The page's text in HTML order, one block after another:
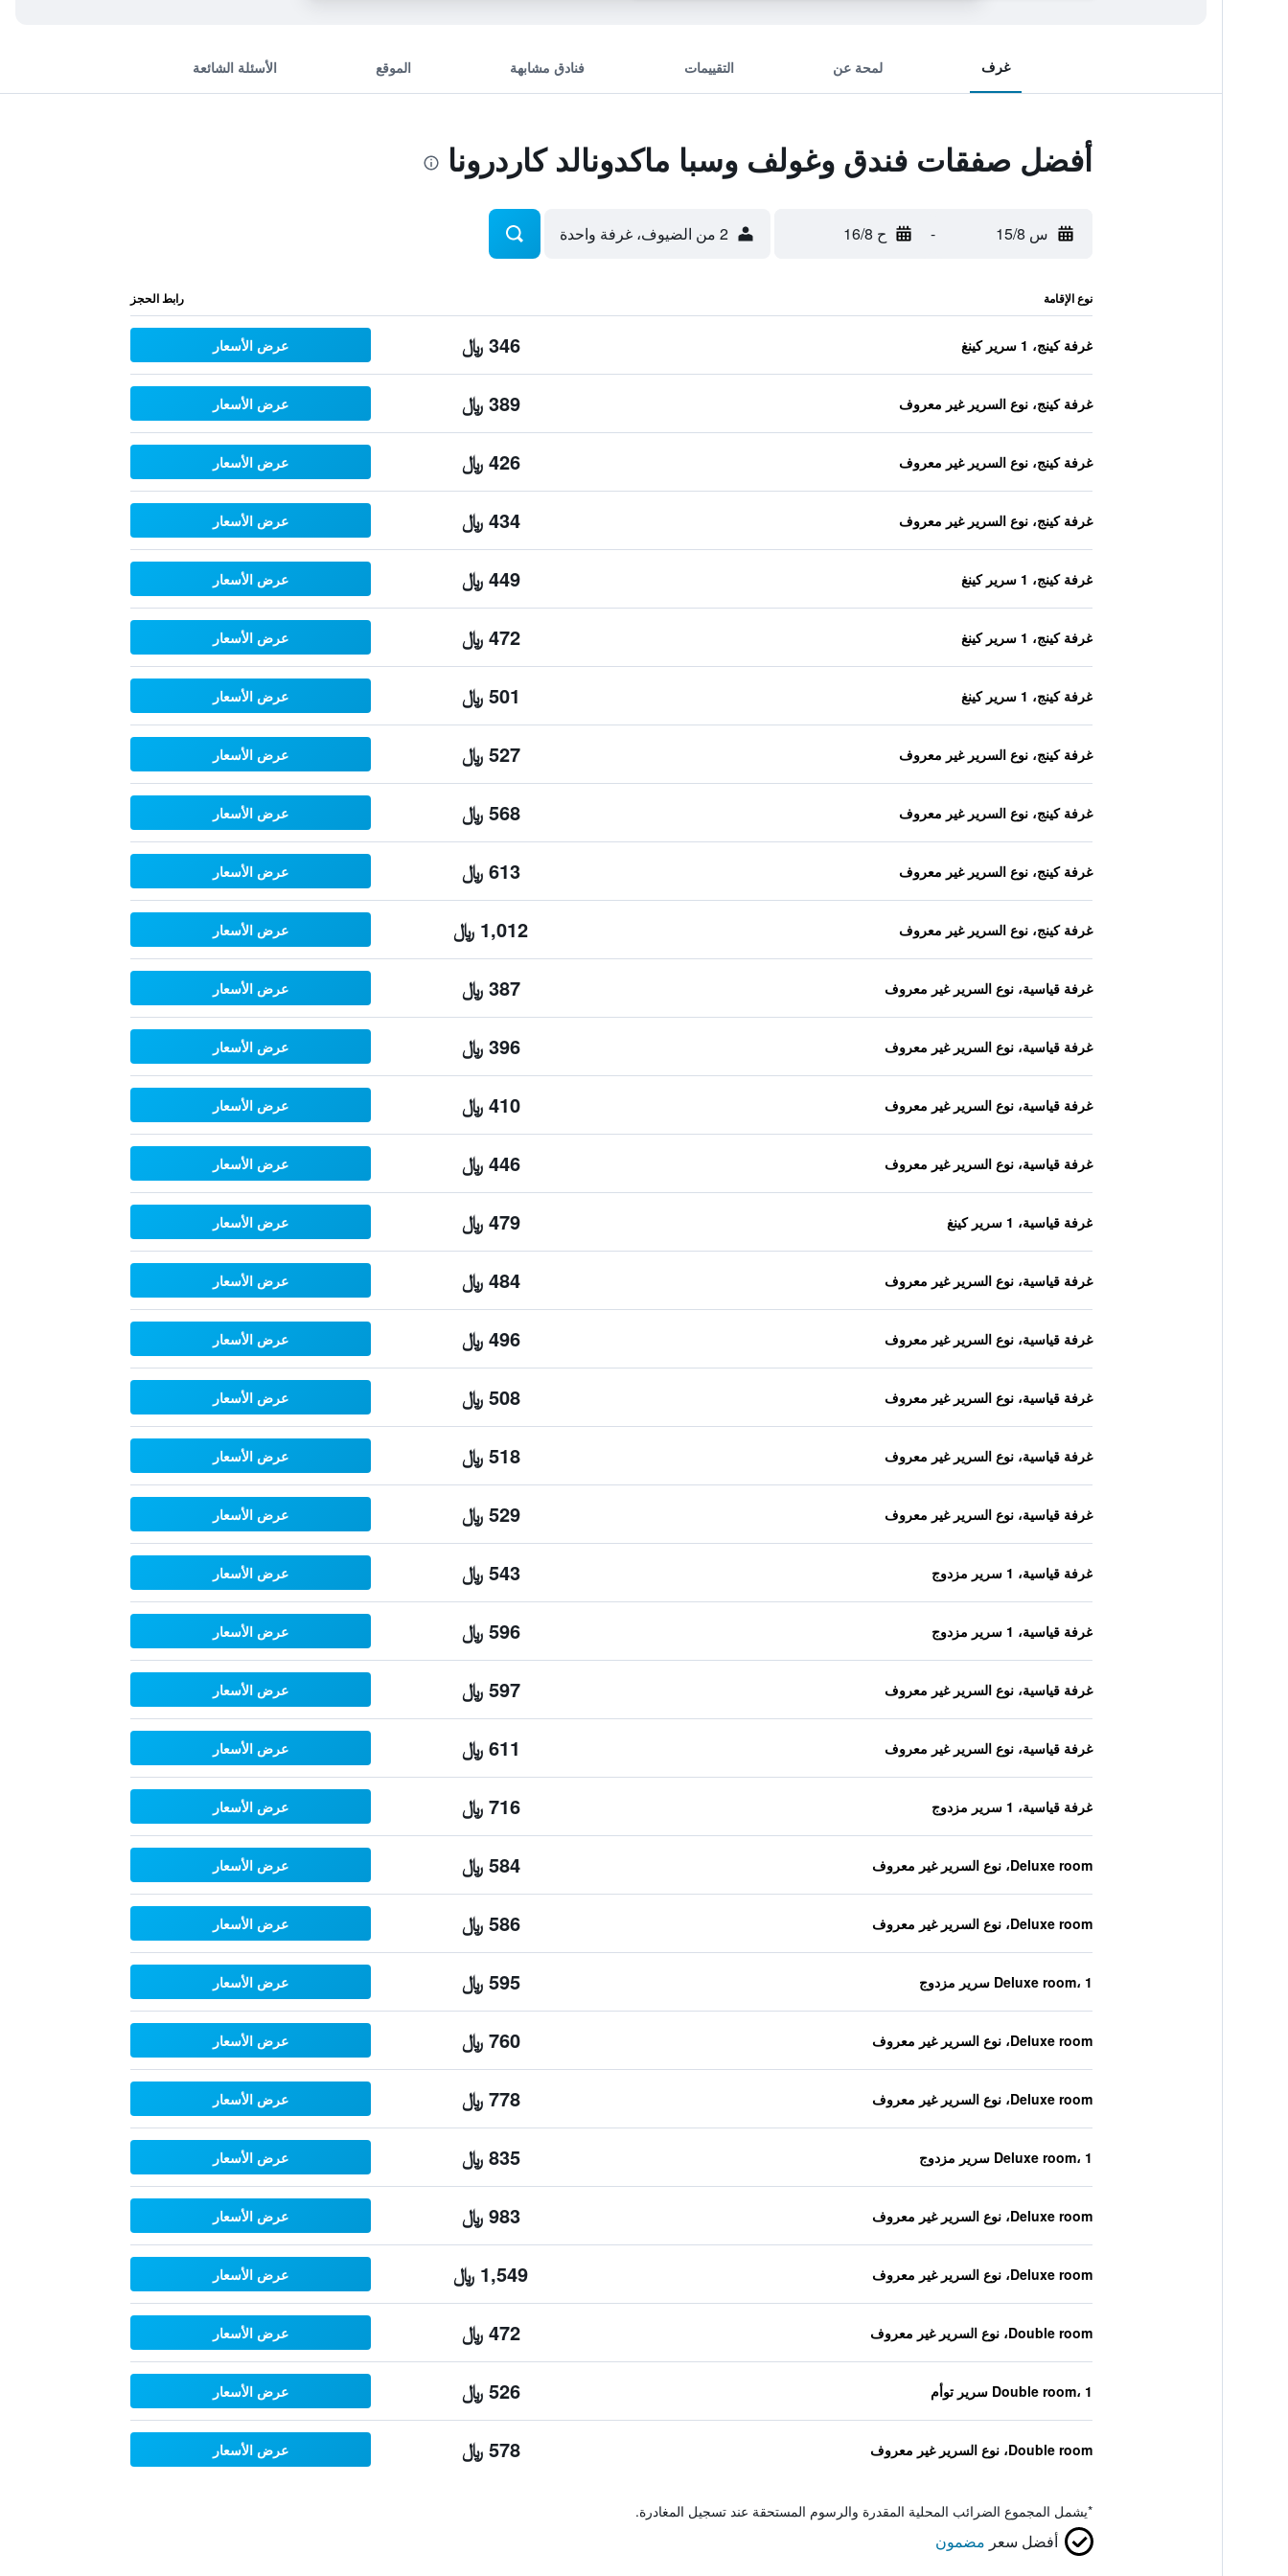
غرف لمحة عن التقييمات فنادق مشابهة الموقع الأسئلة الشائعة
أفضل صفقات فندق وغولف وسبا ماكدونالد كاردرونا
س 15/8 - ح 16/8 2 من الضيوف، غرفة واحدة
نوع الإقامة رابط الحجز
غرفة كينج، 1 سرير كينغ 346 ﷼ عرض الأسعار
غرفة كينج، نوع السرير غير معروف 389 ﷼ عرض الأسعار
غرفة كينج، نوع السرير غير معروف 426 ﷼ عرض الأسعار
غرفة كينج، نوع السرير غير معروف 434 ﷼ عرض الأسعار
غرفة كينج، 1 سرير كينغ 449 ﷼ عرض الأسعار
غرفة كينج، 1 سرير كينغ 472 ﷼ عرض الأسعار
غرفة كينج، 1 سرير كينغ 501 ﷼ عرض الأسعار
غرفة كينج، نوع السرير غير معروف 527 ﷼ عرض الأسعار
غرفة كينج، نوع السرير غير معروف 568 ﷼ عرض الأسعار
غرفة كينج، نوع السرير غير معروف 613 ﷼ عرض الأسعار
غرفة كينج، نوع السرير غير معروف 1,012 ﷼ عرض الأسعار
غرفة قياسية، نوع السرير غير معروف 387 ﷼ عرض الأسعار
غرفة قياسية، نوع السرير غير معروف 396 ﷼ عرض الأسعار
غرفة قياسية، نوع السرير غير معروف 410 ﷼ عرض الأسعار
غرفة قياسية، نوع السرير غير معروف 446 ﷼ عرض الأسعار
غرفة قياسية، 1 سرير كينغ 479 ﷼ عرض الأسعار
غرفة قياسية، نوع السرير غير معروف 484 ﷼ عرض الأسعار
غرفة قياسية، نوع السرير غير معروف 496 ﷼ عرض الأسعار
غرفة قياسية، نوع السرير غير معروف 508 ﷼ عرض الأسعار
غرفة قياسية، نوع السرير غير معروف 518 ﷼ عرض الأسعار
غرفة قياسية، نوع السرير غير معروف 529 ﷼ عرض الأسعار
غرفة قياسية، 1 سرير مزدوج 543 ﷼ عرض الأسعار
غرفة قياسية، 1 سرير مزدوج 596 ﷼ عرض الأسعار
غرفة قياسية، نوع السرير غير معروف 597 ﷼ عرض الأسعار
غرفة قياسية، نوع السرير غير معروف 611 ﷼ عرض الأسعار
غرفة قياسية، 1 سرير مزدوج 716 ﷼ عرض الأسعار
Deluxe room، نوع السرير غير معروف 584 ﷼ عرض الأسعار
Deluxe room، نوع السرير غير معروف 586 ﷼ عرض الأسعار
Deluxe room، 1 سرير مزدوج 595 ﷼ عرض الأسعار
Deluxe room، نوع السرير غير معروف 760 ﷼ عرض الأسعار
Deluxe room، نوع السرير غير معروف 778 ﷼ عرض الأسعار
Deluxe room، 1 سرير مزدوج 835 ﷼ عرض الأسعار
Deluxe room، نوع السرير غير معروف 983 ﷼ عرض الأسعار
Deluxe room، نوع السرير غير معروف 1,549 ﷼ عرض الأسعار
Double room، نوع السرير غير معروف 472 ﷼ عرض الأسعار
Double room، 1 سرير توأم 526 ﷼ عرض الأسعار
Double room، نوع السرير غير معروف 578 ﷼ عرض الأسعار
*يشمل المجموع الضرائب المحلية المقدرة والرسوم المستحقة عند تسجيل المغادرة.
أفضل سعر مضمون